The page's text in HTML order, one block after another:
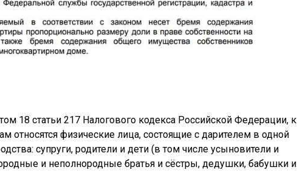
18 статьи 217 Налогового кодекса Российской Федерации, к
относятся физические лица, состоящие с дарителем в одной
супруги, родители и дети (в том числе усыновители и
и неполнородные братья и сёстры, дедушки, бабушки и